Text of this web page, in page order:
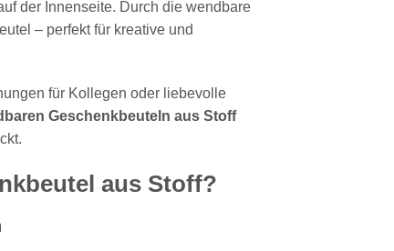
der Innenseite. Durch die wendbare
– perfekt für kreative und
für Kollegen oder liebevolle
Geschenkbeuteln aus Stoff
aus Stoff?